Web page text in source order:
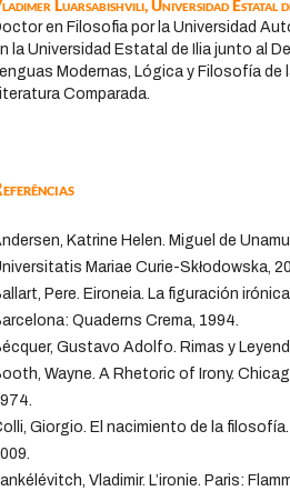
Luarsabishvili,Universidad Estatal
en Filosofia por la Universidad
la Universidad Estatal de Ilia junto al
Modernas, Lógica y Filosofía de
Comparada.
Katrine Helen. Miguel de
Mariae Curie-Skłodowska,
Pere. Eironeia. La figuración
Quaderns Crema, 1994.
Gustavo Adolfo. Rimas y
Wayne. A Rhetoric of Irony.
Giorgio. El nacimiento de la
Vladimir. L’ironie. Paris: